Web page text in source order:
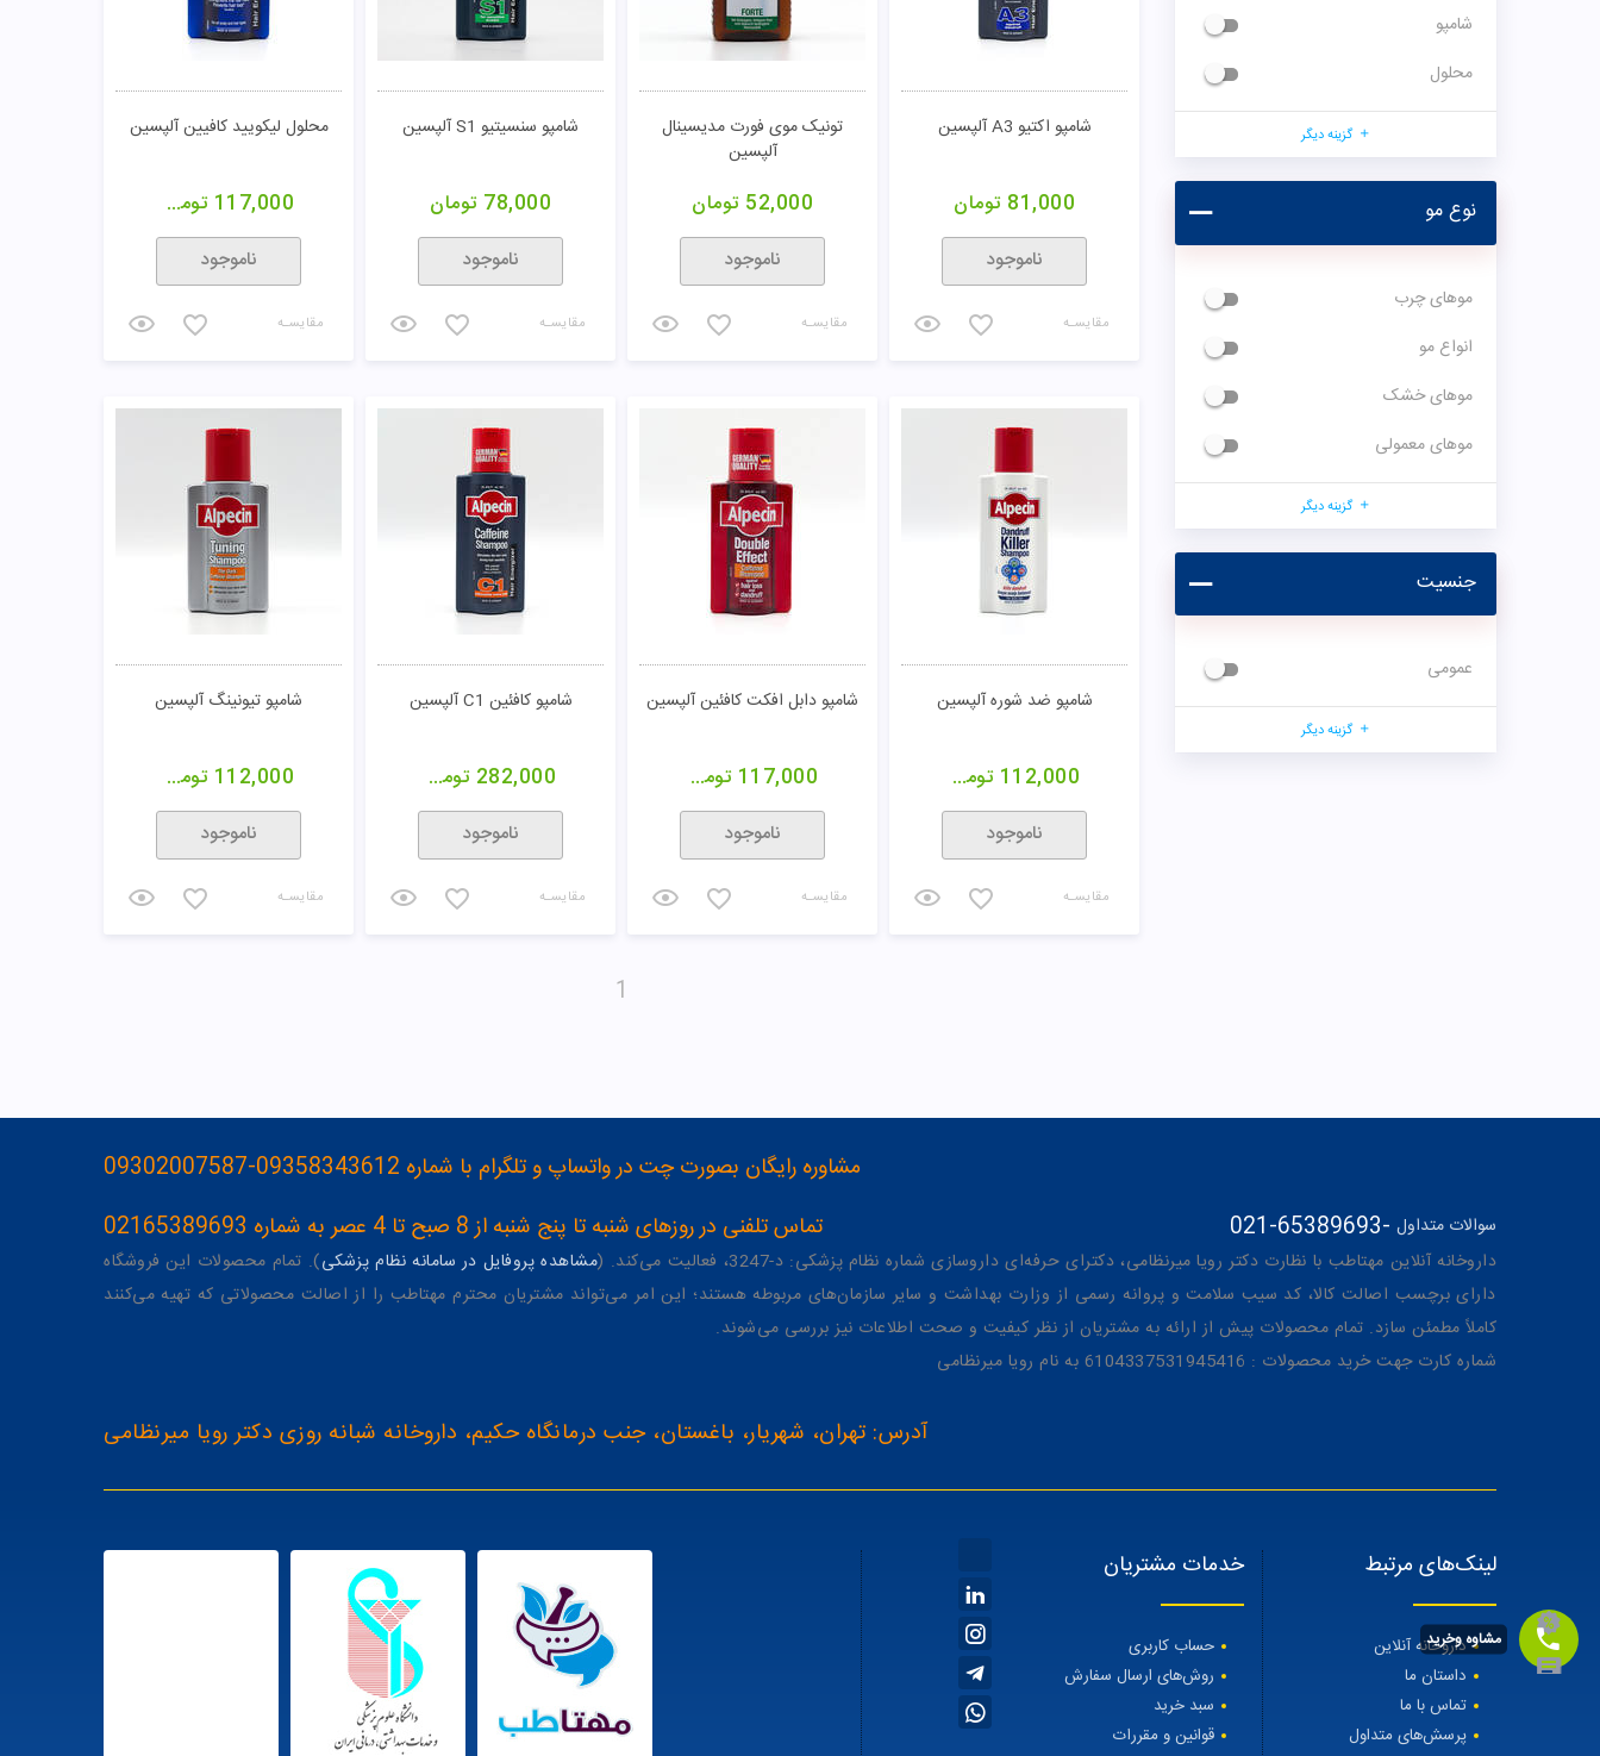
شامپو
محلول
گزینه دیگر
نوع مو
موهای چرب
انواع مو
موهای خشک
موهای معمولی
گزینه دیگر
جنسیت
عمومی
گزینه دیگر
شامپو اکتیو A3 آلپسین
81,000 تومان
ناموجود
مقایسـه
تونيک موی فورت مدیسینال
آلپسین
52,000 تومان
ناموجود
مقایسـه
شامپو سنسیتیو S1 آلپسین
78,000 تومان
ناموجود
مقایسـه
محلول لیکویید کافیین آلپسین
117,000 تومان
ناموجود
مقایسـه
شامپو ضد شوره آلپسین
112,000 تومان
ناموجود
مقایسـه
شامپو دابل افکت کافئین آلپسین
117,000 تومان
ناموجود
مقایسـه
شامپو کافئین C1 آلپسین
282,000 تومان
ناموجود
مقایسـه
شامپو تیونینگ آلپسین
112,000 تومان
ناموجود
مقایسـه
1
مشاوره رایگان بصورت چت در واتساپ و تلگرام با شماره 09358343612-09302007587
تماس تلفنی در روزهای شنبه تا پنج شنبه از 8 صبح تا 4 عصر به شماره 02165389693
021-65389693 سوالات متداول -
داروخانه آنلاین مهتاطب با نظارت دکتر رویا میرنظامی، دکترای حرفه‌ای داروسازی شماره نظام پزشکی: د-3247، فعالیت می‌کند. ( مشاهده پروفایل در سامانه نظام پزشکی). تمام محصولات این فروشگاه
دارای برچسب اصالت کالا، کد سیب سلامت و پروانه رسمی از وزارت بهداشت و سایر سازمان‌های مربوطه هستند؛ این امر می‌تواند مشتریان محترم مهتاطب را از اصالت محصولاتی که تهیه می‌کنند
کاملاً مطمئن سازد. تمام محصولات پیش از ارائه به مشتریان از نظر کیفیت و صحت اطلاعات نیز بررسی می‌شوند.
شماره کارت جهت خرید محصولات : 6104337531945416 به نام رویا میرنظامی
آدرس: تهران، شهریار، باغستان، جنب درمانگاه حکیم، داروخانه شبانه روزی دکتر رویا میرنظامی
لینک‌های مرتبط
داروخانه آنلاین
داستان ما
تماس با ما
پرسش‌های متداول
خدمات مشتریان
حساب کاربری
روش‌های ارسال سفارش
سبد خرید
قوانین و مقررات
مشاوه وخرید